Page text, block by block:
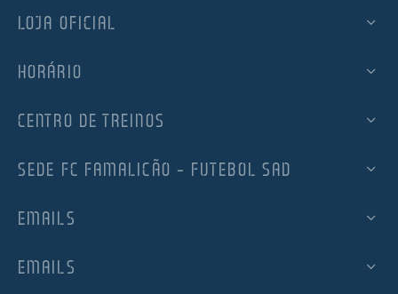
LOJA OFICIAL
HORÁRIO
CENTRO DE TREINOS
SEDE FC FAMALICÃO – FUTEBOL SAD
EMAILS
EMAILS